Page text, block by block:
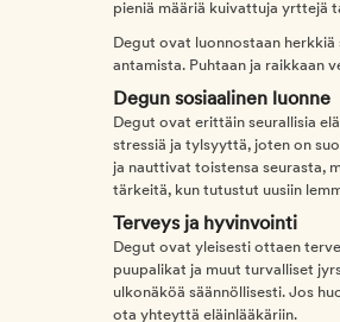
pieniä määriä kuivattuja yrttejä
Degut ovat luonnostaan
antamista. Puhtaan ja raikkaan
Degun sosiaalinen luonne
Degut ovat erittäin seurallisia
stressiä ja tylsyyttä, joten on
ja nauttivat toistensa seurasta,
tärkeitä, kun tutustut uusiin
Terveys ja hyvinvointi
Degut ovat yleisesti ottaen
puupalikat ja muut turvalliset
ulkonäköä säännöllisesti. Jos
ota yhteyttä eläinlääkäriin.